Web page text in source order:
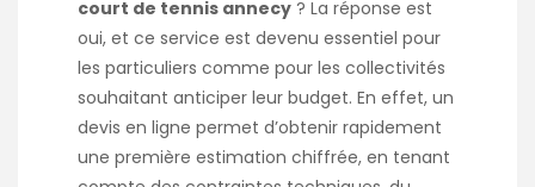
court de tennis annecy ? La réponse est
oui, et ce service est devenu essentiel pour
les particuliers comme pour les collectivités
souhaitant anticiper leur budget. En effet, un
devis en ligne permet d’obtenir rapidement
une première estimation chiffrée, en tenant